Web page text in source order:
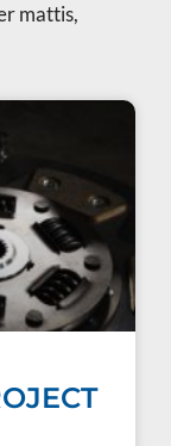
mattis,